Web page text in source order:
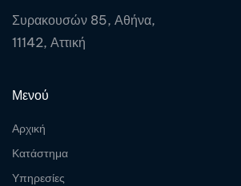
Συρακουσών 85, Αθήνα,
11142, Αττική
Μενού
Αρχική
Κατάστημα
Υπηρεσίες